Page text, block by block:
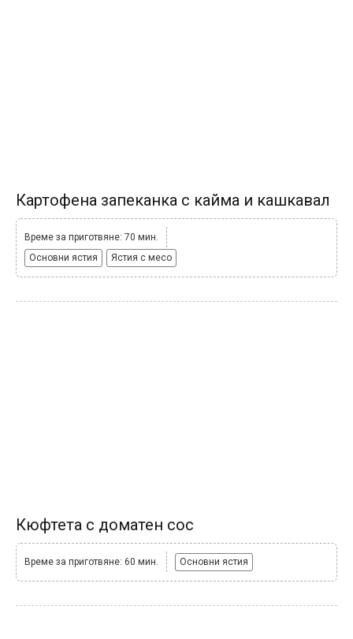
Картофена запеканка с кайма и кашкавал
Време за приготвяне: 70 мин.
Основни ястия
Ястия с месо
Кюфтета с доматен сос
Време за приготвяне: 60 мин. Основни ястия